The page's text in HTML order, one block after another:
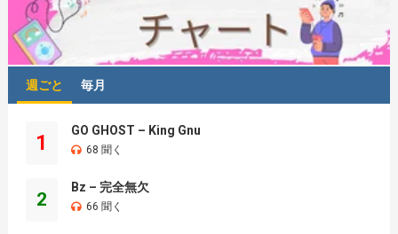
週ごと 毎月
1
GO GHOST – King Gnu
68 聞く
2
Bz – 完全無欠
66 聞く